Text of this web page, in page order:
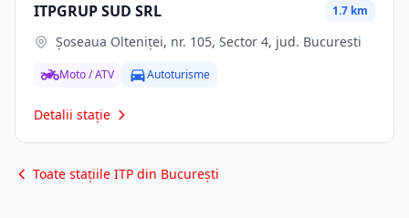
ITPGRUP SUD SRL 1.7 km
Șoseaua Olteniței, nr. 105, Sector 4, jud. Bucuresti
Moto / ATV Autoturisme
Detalii stație
Toate stațiile ITP din București